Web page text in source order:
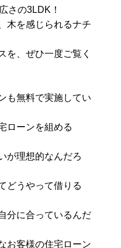
さの3LDK！
木を感じられるナチ
を、ぜひ一度ご覧く
も無料で実施してい
ローンを組める
が理想的なんだろ
どうやって借りる
分に合っているんだ
お客様の住宅ローン